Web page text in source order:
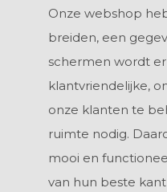
Onze webshop
breiden, een
schermen wordt
klantvriendelijke,
onze klanten te
ruimte nodig.
mooi en
van hun beste